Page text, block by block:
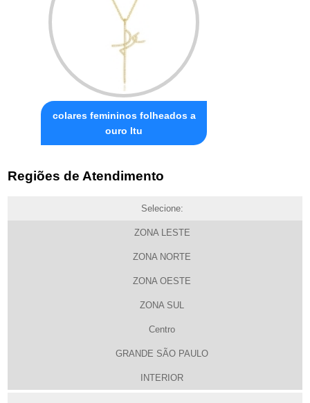
colares femininos folheados a
ouro Itu
Regiões de Atendimento
Selecione:
ZONA LESTE
ZONA NORTE
ZONA OESTE
ZONA SUL
Centro
GRANDE SÃO PAULO
INTERIOR